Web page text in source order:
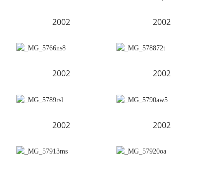
2002 2002
2002 2002
2002 2002